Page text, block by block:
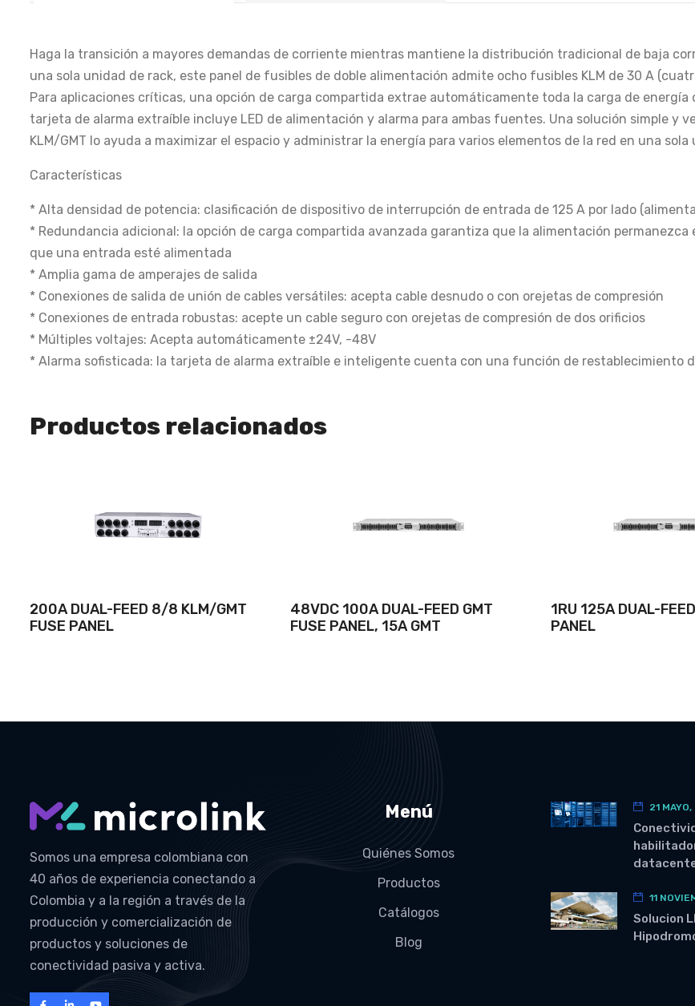
Haga la transición a mayores demandas de corriente mientras mantiene la distribución tradicional de baja
una sola unidad de rack, este panel de fusibles de doble alimentación admite ocho fusibles KLM de 30 A
Para aplicaciones críticas, una opción de carga compartida extrae automáticamente toda la carga de
tarjeta de alarma extraíble incluye LED de alimentación y alarma para ambas fuentes. Una solución simple y
KLM/GMT lo ayuda a maximizar el espacio y administrar la energía para varios elementos de la red en una sola
Características
* Alta densidad de potencia: clasificación de dispositivo de interrupción de entrada de 125 A por lado
* Redundancia adicional: la opción de carga compartida avanzada garantiza que la alimentación
que una entrada esté alimentada
* Amplia gama de amperajes de salida
* Conexiones de salida de unión de cables versátiles: acepta cable desnudo o con orejetas de compresión
* Conexiones de entrada robustas: acepte un cable seguro con orejetas de compresión de dos orificios
* Múltiples voltajes: Acepta automáticamente ±24V, -48V
* Alarma sofisticada: la tarjeta de alarma extraíble e inteligente cuenta con una función de restablecimiento
Productos relacionados
200A DUAL-FEED 8/8 KLM/GMT
FUSE PANEL
48VDC 100A DUAL-FEED GMT
FUSE PANEL, 15A GMT
1RU 125A DUAL-
PANEL
Somos una empresa colombiana con
40 años de experiencia conectando a
Colombia y a la región a través de la
producción y comercialización de
productos y soluciones de
conectividad pasiva y activa.
Menú
Quiénes Somos
Productos
Catálogos
Blog
21
11
Solucion